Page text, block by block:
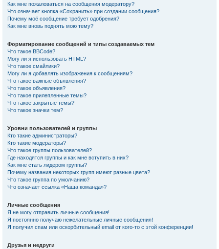
Как мне пожаловаться на сообщения модератору?
Что означает кнопка «Сохранить» при создании сообщения?
Почему моё сообщение требует одобрения?
Как мне вновь поднять мою тему?
Форматирование сообщений и типы создаваемых тем
Что такое BBCode?
Могу ли я использовать HTML?
Что такое смайлики?
Могу ли я добавлять изображения к сообщениям?
Что такое важные объявления?
Что такое объявления?
Что такое прилепленные темы?
Что такое закрытые темы?
Что такое значки тем?
Уровни пользователей и группы
Кто такие администраторы?
Кто такие модераторы?
Что такое группы пользователей?
Где находятся группы и как мне вступить в них?
Как мне стать лидером группы?
Почему названия некоторых групп имеют разные цвета?
Что такое группа по умолчанию?
Что означает ссылка «Наша команда»?
Личные сообщения
Я не могу отправить личные сообщения!
Я постоянно получаю нежелательные личные сообщения!
Я получил спам или оскорбительный email от кого-то с этой конференции!
Друзья и недруги